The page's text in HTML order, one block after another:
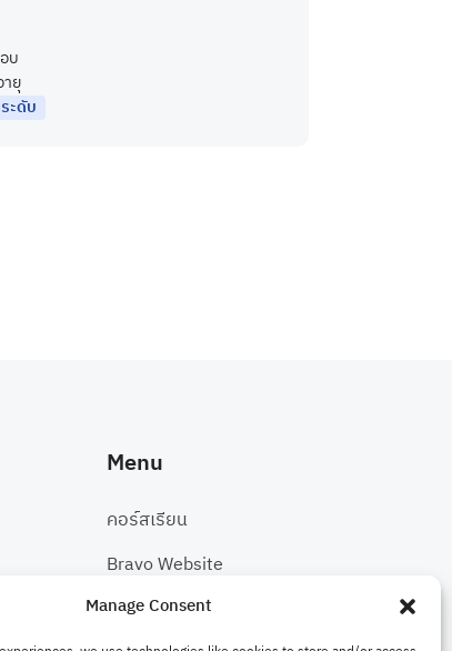
Manage Consent
บ
ยุ
ะดับ
Menu
คอร์สเรียน
Bravo Website
ติดต่อเรา